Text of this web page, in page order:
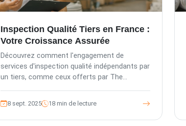
Inspection Qualité Tiers en France :
Votre Croissance Assurée
Découvrez comment l'engagement de
services d'inspection qualité indépendants par
un tiers, comme ceux offerts par The
commerciale intelligente. Cet article explique
comment le contrôle qualité professionnel
minimise les risques pour l'acheteur, améliore
8 sept. 2025 18 min de lecture